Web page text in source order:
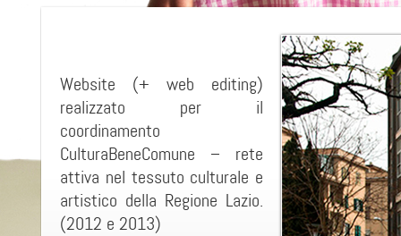
Website (+ web editing)
realizzato per il
coordinamento
CulturaBeneComune – rete
attiva nel tessuto culturale e
artistico della Regione Lazio.
(2012 e 2013)